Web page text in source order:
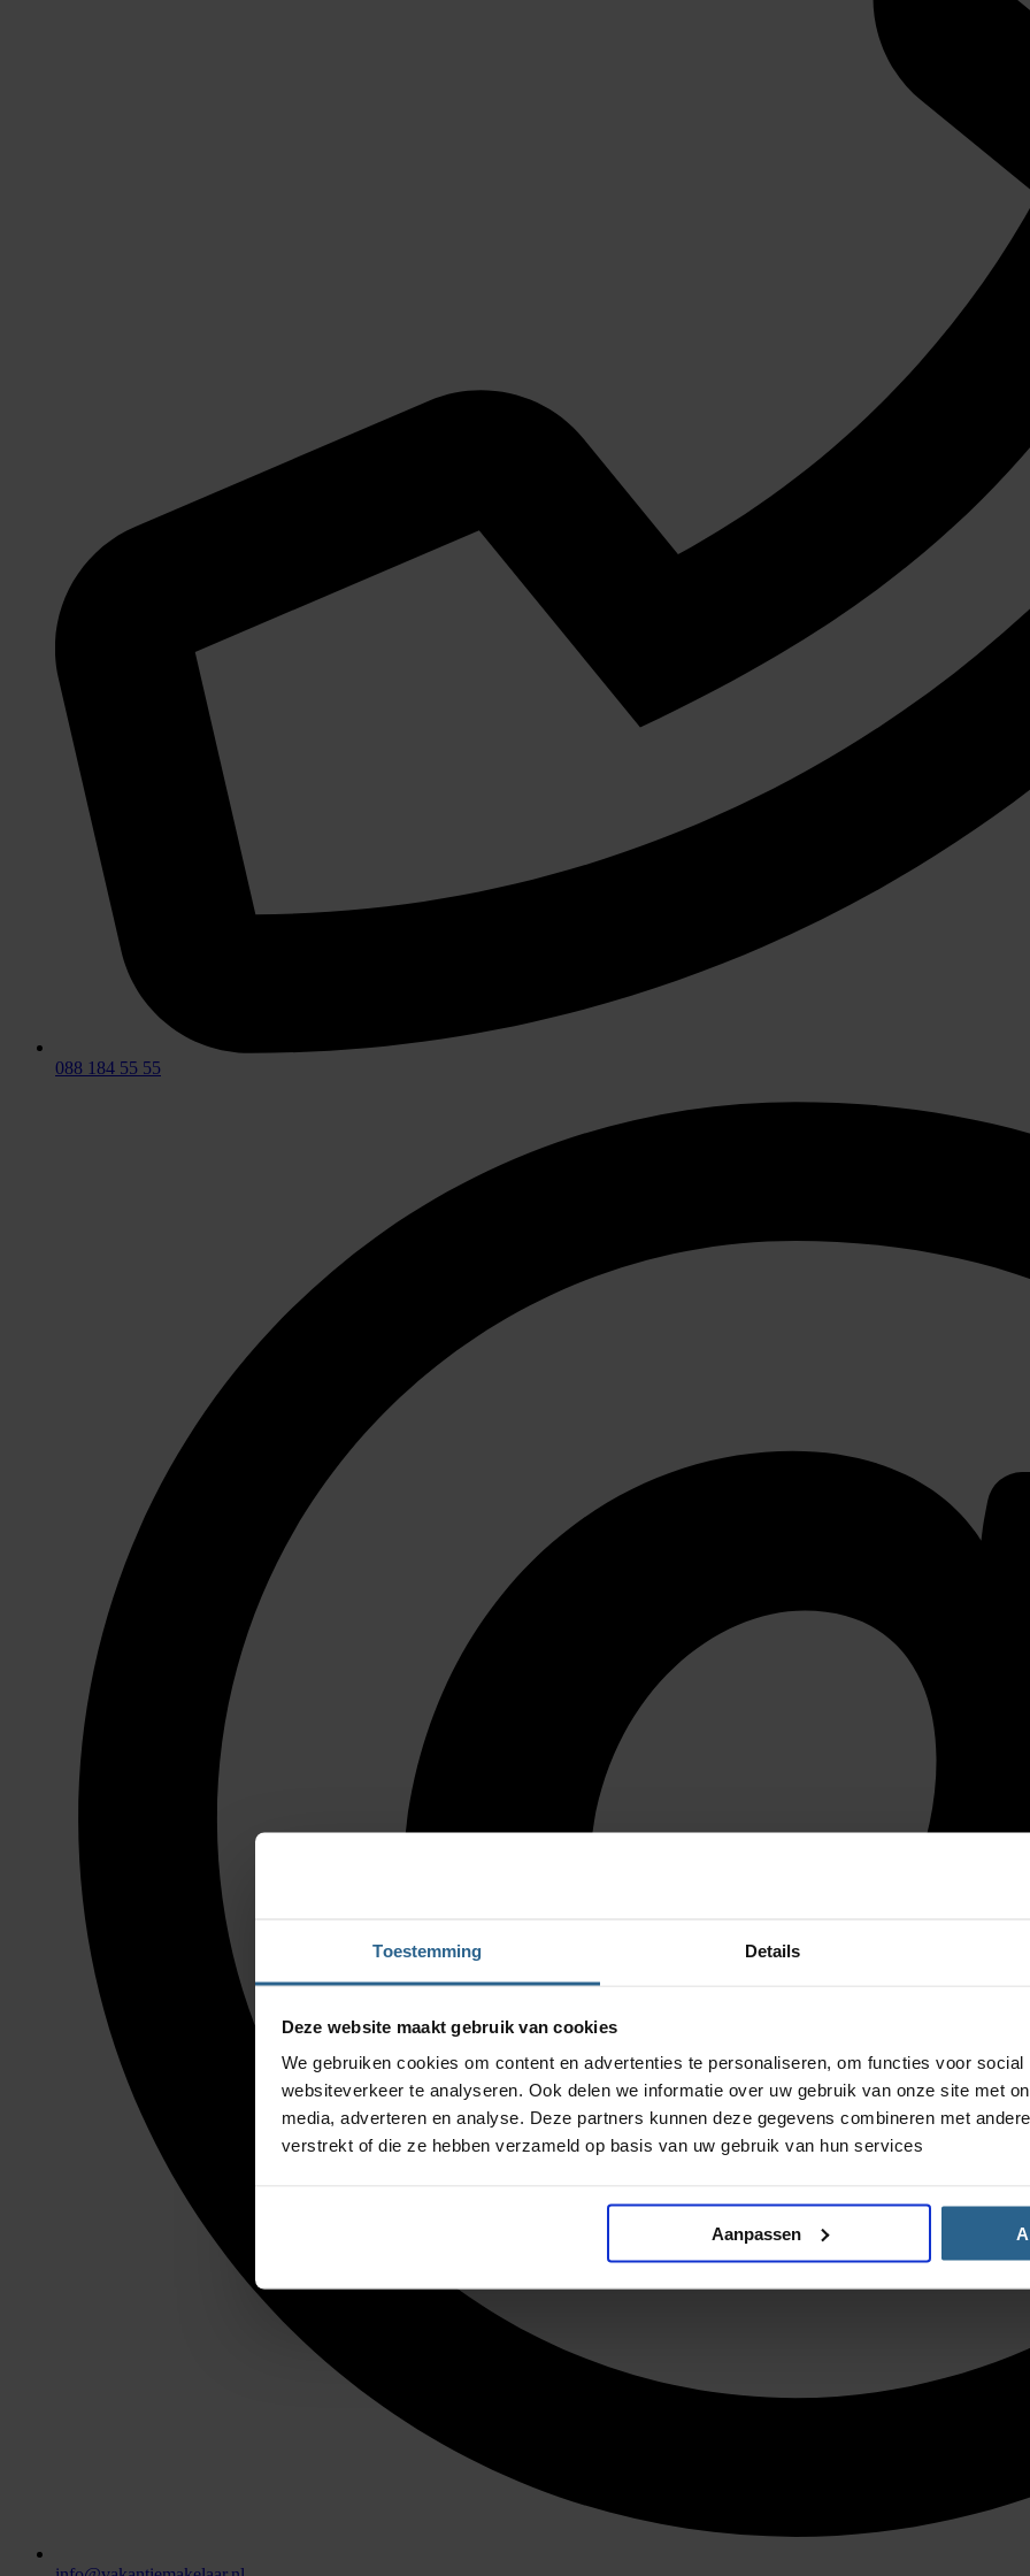
Toestemming Details
Deze website maakt gebruik van cookies
We gebruiken cookies om content en advertenties te personaliseren, om functies voor
websiteverkeer te analyseren. Ook delen we informatie over uw gebruik van onze site met
media, adverteren en analyse. Deze partners kunnen deze gegevens combineren met
verstrekt of die ze hebben verzameld op basis van uw gebruik van hun services
Aanpassen
088 184 55 55